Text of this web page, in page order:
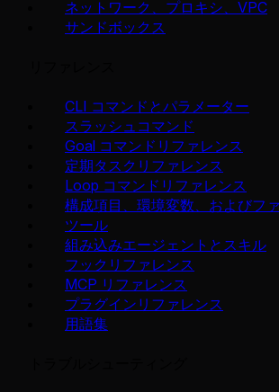
ネットワーク、プロキシ、VPC
サンドボックス
CLI コマンドとパラメーター
スラッシュコマンド
Goal コマンドリファレンス
定期タスクリファレンス
Loop コマンドリファレンス
構成項目、環境変数、およびフ
ツール
組み込みエージェントとスキル
フックリファレンス
MCP リファレンス
プラグインリファレンス
用語集